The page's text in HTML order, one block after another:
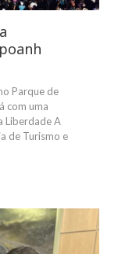
Parque de
com uma
Liberdade A
de Turismo e